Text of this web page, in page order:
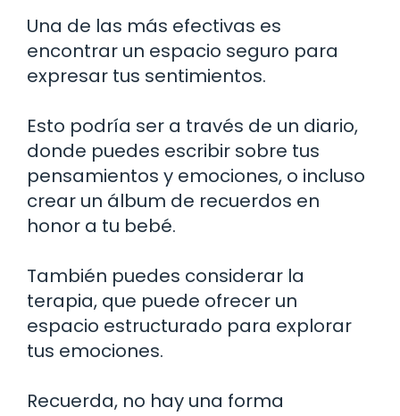
Una de las más efectivas es
encontrar un espacio seguro para
expresar tus sentimientos.
Esto podría ser a través de un diario,
donde puedes escribir sobre tus
pensamientos y emociones, o incluso
crear un álbum de recuerdos en
honor a tu bebé.
También puedes considerar la
terapia, que puede ofrecer un
espacio estructurado para explorar
tus emociones.
Recuerda, no hay una forma